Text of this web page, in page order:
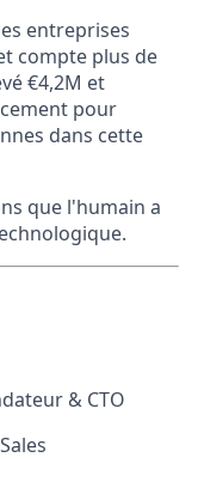
entreprises
compte plus de
€4,2M et
pour
dans cette
que l'humain a
& CTO